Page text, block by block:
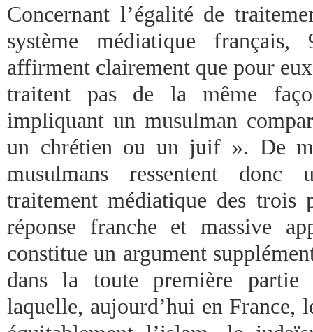
Concernant l’égalité de
système médiatique
affirment clairement que pour
traitent pas de la même
impliquant un musulman
un chrétien ou un juif ». De
musulmans ressentent
traitement médiatique des trois
réponse franche et massive
constitue un argument
dans la toute première partie
laquelle, aujourd’hui en France,